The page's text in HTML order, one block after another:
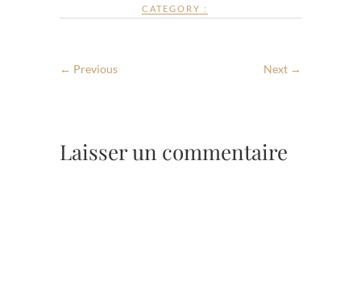
CATEGORY :
← Previous Next →
Laisser un commentaire